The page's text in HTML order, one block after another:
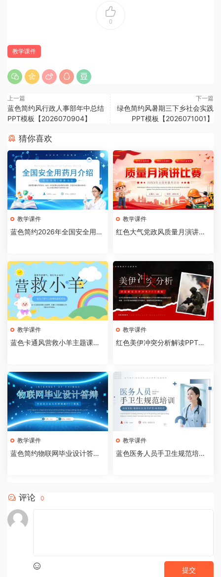
0
教学课件
上一篇
蓝色简约风行政人事部年中总结
PPT模板【2026070904】
下一篇
绿色简约风暑期三下乡社会实践
PPT模板【2026071001】
猜你喜欢
教学课件
蓝色简约2026年全国安全用药
教学课件
红色大气党政风质量月演讲比
教学课件
蓝色卡通风营救小羊主题课件P
教学课件
红色美伊冲突分析解读PPT模
教学课件
蓝色简约物联网毕业设计答辩P
教学课件
蓝色医务人员手卫生规范培训
评论 0
提交